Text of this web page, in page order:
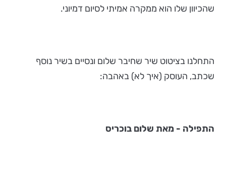
שהכיוון שלו הוא ממקרה אמיתי לסיום דמיוני.
התחלנו בציטוט שיר שחיבר שלום ונסיים בשיר נוסף
שכתב, העוסק (איך לא) באהבה:
התפילה - מאת שלום בוכריס